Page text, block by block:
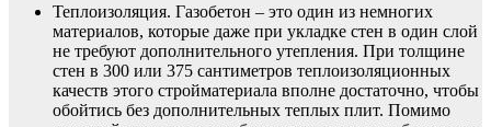
Теплоизоляция. Газобетон – это один из немногих
материалов, которые даже при укладке стен в один слой
не требуют дополнительного утепления. При толщине
стен в 300 или 375 сантиметров теплоизоляционных
качеств этого стройматериала вполне достаточно, чтобы
обойтись без дополнительных теплых плит. Помимо